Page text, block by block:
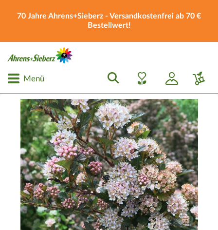
70 Jahre Ahrens+Sieberz - Versandkostenfrei ab 70 €
Bestellwert!
Menü